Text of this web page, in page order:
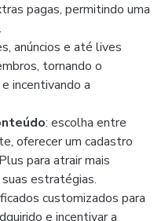
pagas, permitindo uma
anúncios e até lives
tornando o
incentivando a
: escolha entre
oferecer um cadastro
para atrair mais
estratégias.
customizados para
e incentivar a